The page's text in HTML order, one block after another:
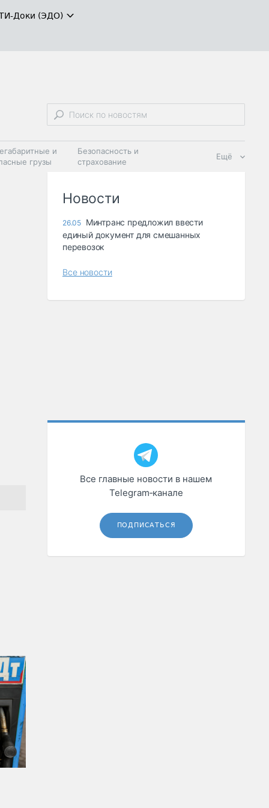
Доки (ЭДО)
и
грузы
Безопасность и
страхование
Ещё
Новости
26.05 Минтранс предложил ввести
единый документ для смешанных
перевозок
Все новости
Все главные новости в нашем
Telegram‑канале
ПОДПИСАТЬСЯ